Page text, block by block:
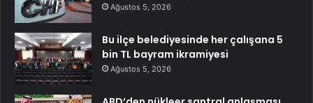
Ağustos 5, 2026
Bu ilçe belediyesinde her çalışana 5
bin TL bayram ikramiyesi
Ağustos 5, 2026